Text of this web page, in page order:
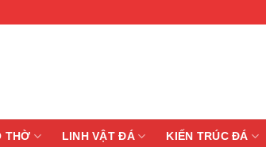
THỜ LINH VẬT ĐÁ KIẾN TRÚC ĐÁ